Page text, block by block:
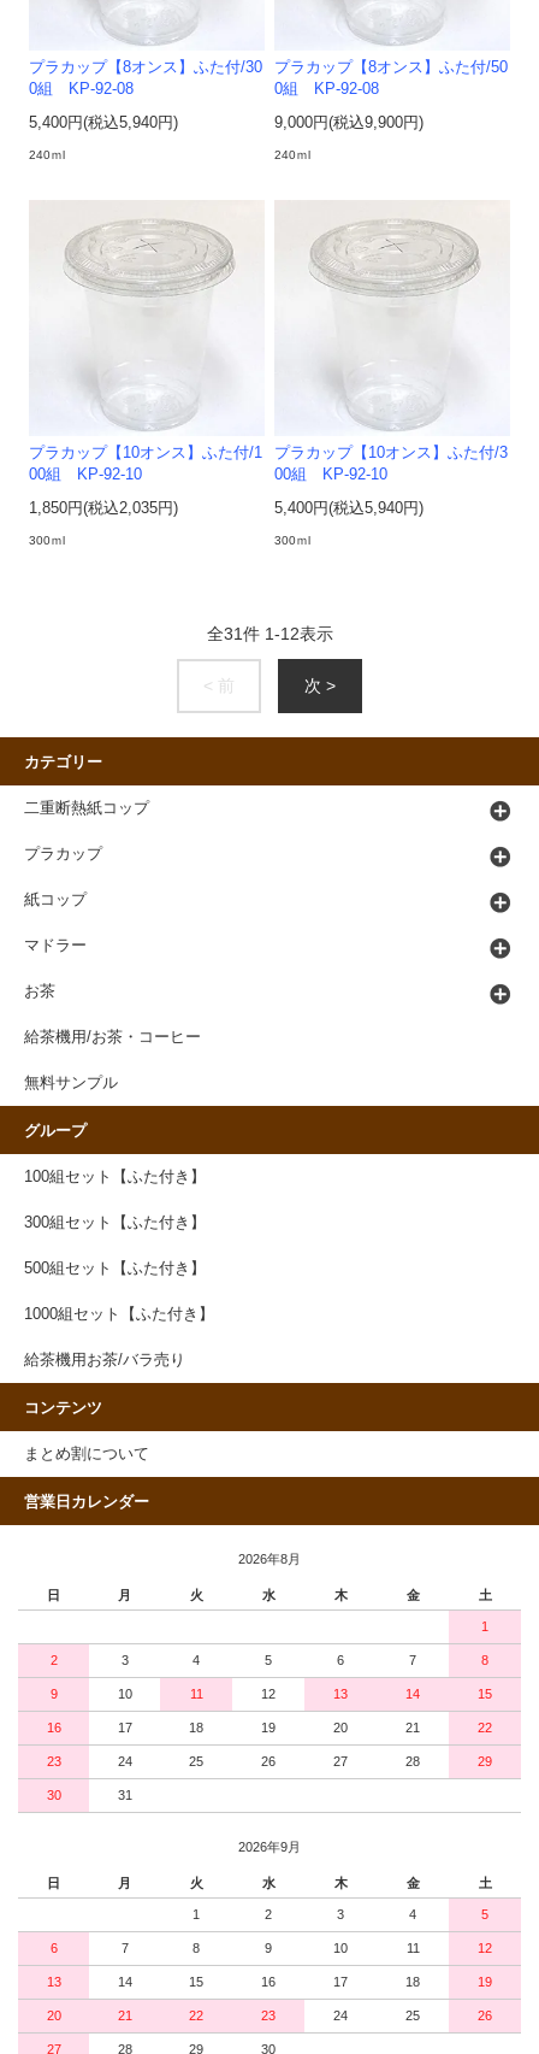
プラカップ【8オンス】ふた付/30
0組 KP-92-08
5,400円(税込5,940円)
240ｍl
プラカップ【8オンス】ふた付/50
0組 KP-92-08
9,000円(税込9,900円)
240ｍl
プラカップ【10オンス】ふた付/1
00組 KP-92-10
1,850円(税込2,035円)
300ｍl
プラカップ【10オンス】ふた付/3
00組 KP-92-10
5,400円(税込5,940円)
300ｍl
全31件 1-12表示
< 前 次 >
カテゴリー
二重断熱紙コップ
プラカップ
紙コップ
マドラー
お茶
給茶機用/お茶・コーヒー
無料サンプル
グループ
100組セット【ふた付き】
300組セット【ふた付き】
500組セット【ふた付き】
1000組セット【ふた付き】
給茶機用お茶/バラ売り
コンテンツ
まとめ割について
営業日カレンダー
2026年8月
日 月 火 水 木 金 土
1
2 3 4 5 6 7 8
9 10 11 12 13 14 15
16 17 18 19 20 21 22
23 24 25 26 27 28 29
30 31
2026年9月
日 月 火 水 木 金 土
1 2 3 4 5
6 7 8 9 10 11 12
13 14 15 16 17 18 19
20 21 22 23 24 25 26
27 28 29 30